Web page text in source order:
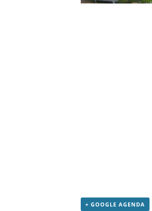
+ GOOGLE AGENDA